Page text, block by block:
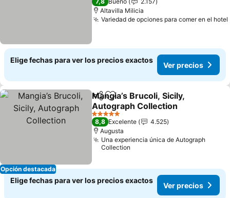
Altavilla Milicia
Variedad de opciones para comer en el hotel
Elige fechas para ver los precios exactos
Ver precios
Opción destacada
CompartirAgregar a favoritos
Mangia’s Brucoli, Sicily,
Autograph Collection
Ver precios
5 Estrellas
8,8 Excelente
4.525
Augusta
Una experiencia única de Autograph
Collection
Elige fechas para ver los precios exactos
Ver precios